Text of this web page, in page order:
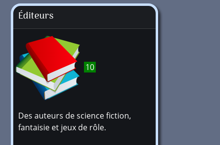
Éditeurs
10
Des auteurs de science fiction,
fantaisie et jeux de rôle.